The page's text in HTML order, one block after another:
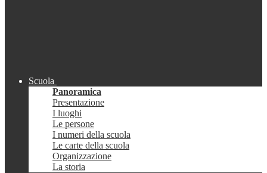
Scuola
Panoramica
Presentazione
I luoghi
Le persone
I numeri della scuola
Le carte della scuola
Organizzazione
La storia